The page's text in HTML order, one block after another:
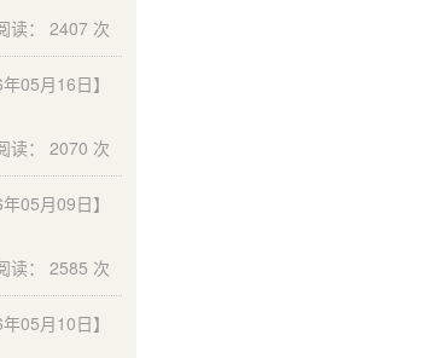
读： 2407 次
年05月16日】
读： 2070 次
年05月09日】
读： 2585 次
年05月10日】